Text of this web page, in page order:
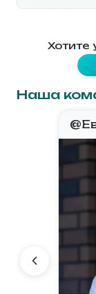
Хотите
Наша